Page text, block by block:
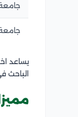
جامعة
يساعد
الباحث